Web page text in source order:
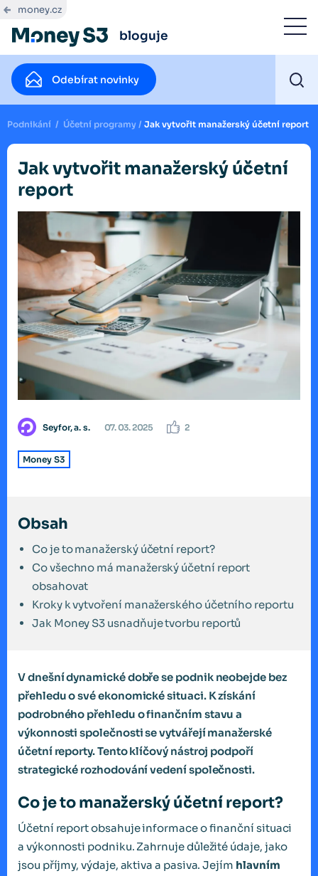
money.cz
bloguje
Odebírat novinky
Podnikání / Účetní programy / Jak vytvořit manažerský účetní report
Jak vytvořit manažerský účetní
report
Seyfor, a. s. 07. 03. 2025 2
Money S3
Obsah
Co je to manažerský účetní report?
Co všechno má manažerský účetní report
obsahovat
Kroky k vytvoření manažerského účetního reportu
Jak Money S3 usnadňuje tvorbu reportů
V dnešní dynamické dobře se podnik neobejde bez
přehledu o své ekonomické situaci. K získání
podrobného přehledu o finančním stavu a
výkonnosti společnosti se vytvářejí manažerské
účetní reporty. Tento klíčový nástroj podpoří
strategické rozhodování vedení společnosti.
Co je to manažerský účetní report?
Účetní report obsahuje informace o finanční situaci
a výkonnosti podniku. Zahrnuje důležité údaje, jako
jsou příjmy, výdaje, aktiva a pasiva. Jejím hlavním